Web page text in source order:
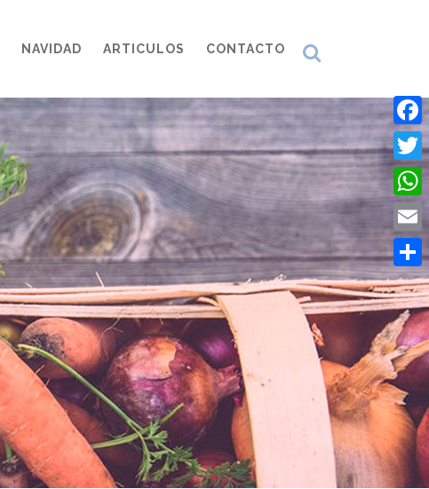
NAVIDAD ARTICULOS CONTACTO
Email